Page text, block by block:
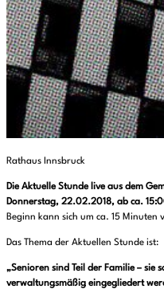
Rathaus Innsbruck
Die Aktuelle Stunde live aus dem
Donnerstag, 22.02.2018, ab ca.
Beginn kann sich um ca. 15 Minuten
Das Thema der Aktuellen Stunde ist:
„Senioren sind Teil der Familie – sie
verwaltungsmäßig eingegliedert